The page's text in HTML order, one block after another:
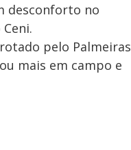
desconforto no
pelo Palmeiras
mais em campo e